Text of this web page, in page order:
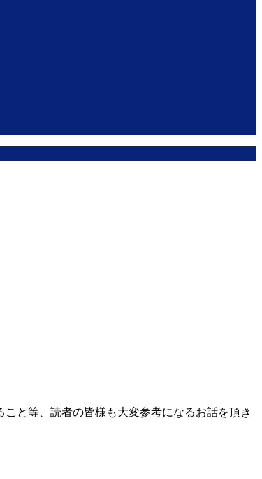
と等、読者の皆様も大変参考になるお話を頂き